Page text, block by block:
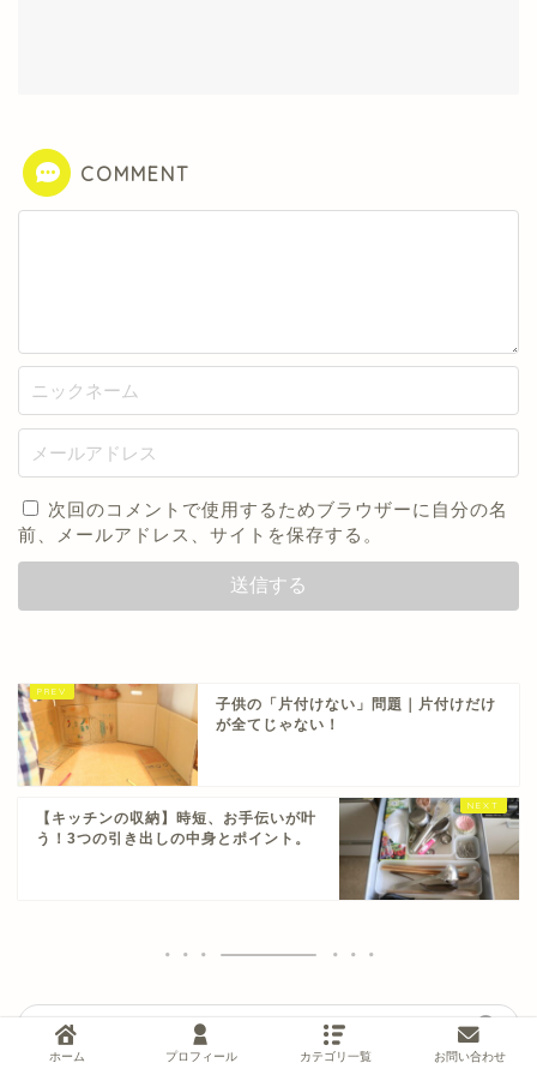
COMMENT
次回のコメントで使用するためブラウザーに自分の名
前、メールアドレス、サイトを保存する。
子供の「片付けない」問題｜片付けだけ
が全てじゃない！
【キッチンの収納】時短、お手伝いが叶
う！3つの引き出しの中身とポイント。
ホーム プロフィール カテゴリ一覧 お問い合わせ